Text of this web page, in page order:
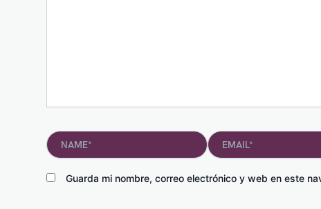
Name* Email*
Guarda mi nombre, correo electrónico y web en este